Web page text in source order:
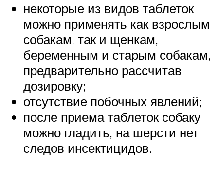
некоторые из видов таблеток
можно применять как взрослым
собакам, так и щенкам,
беременным и старым собакам,
предварительно рассчитав
дозировку;
отсутствие побочных явлений;
после приема таблеток собаку
можно гладить, на шерсти нет
следов инсектицидов.